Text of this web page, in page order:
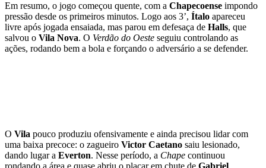
Em resumo, o jogo começou quente, com a Chapecoense impondo
pressão desde os primeiros minutos. Logo aos 3’, Ítalo apareceu
livre após jogada ensaiada, mas parou em defesaça de Halls, que
salvou o Vila Nova. O Verdão do Oeste seguiu controlando as
ações, rodando bem a bola e forçando o adversário a se defender.
O Vila pouco produziu ofensivamente e ainda precisou lidar com
uma baixa precoce: o zagueiro Victor Caetano saiu lesionado,
dando lugar a Everton. Nesse período, a Chape continuou